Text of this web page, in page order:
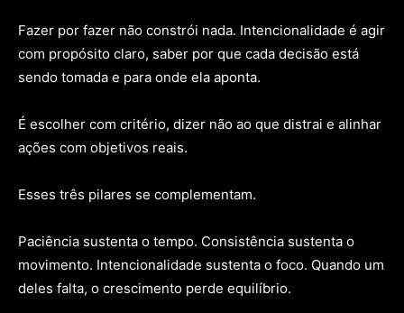
Fazer por fazer não constrói nada. Intencionalidade é agir
com propósito claro, saber por que cada decisão está
sendo tomada e para onde ela aponta.
É escolher com critério, dizer não ao que distrai e alinhar
ações com objetivos reais.
Esses três pilares se complementam.
Paciência sustenta o tempo. Consistência sustenta o
movimento. Intencionalidade sustenta o foco. Quando um
deles falta, o crescimento perde equilíbrio.